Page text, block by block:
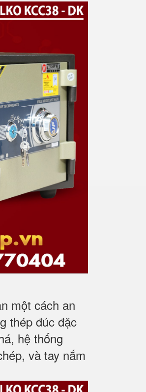
một cách an
thép đúc đặc
hệ thống
và tay nắm